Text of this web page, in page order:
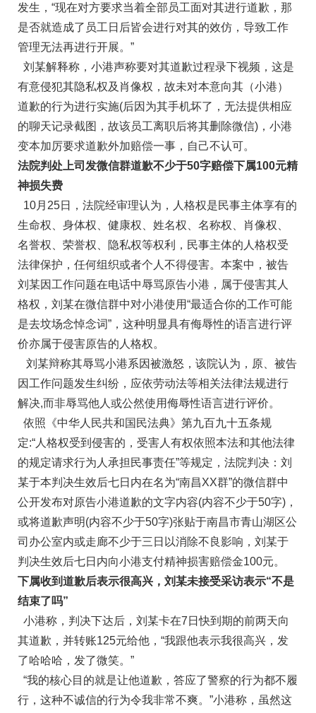
发生，“现在对方要求当着全部员工面对其进行道歉，那
是否就造成了员工日后皆会进行对其的效仿，导致工作
管理无法再进行开展。”
刘某解释称，小港声称要对其道歉过程录下视频，这是
有意侵犯其隐私权及肖像权，故未对本意向其（小港）
道歉的行为进行实施(后因为其手机坏了，无法提供相应
的聊天记录截图，故该员工离职后将其删除微信)，小港
变本加厉要求道歉外加赔偿一事，自己不认可。
法院判处上司发微信群道歉不少于50字赔偿下属100元精
神损失费
10月25日，法院经审理认为，人格权是民事主体享有的
生命权、身体权、健康权、姓名权、名称权、肖像权、
名誉权、荣誉权、隐私权等权利，民事主体的人格权受
法律保护，任何组织或者个人不得侵害。本案中，被告
刘某因工作问题在电话中辱骂原告小港，属于侵害其人
格权，刘某在微信群中对小港使用“最适合你的工作可能
是去坟场念悼念词”，这种明显具有侮辱性的语言进行评
价亦属于侵害原告的人格权。
刘某辩称其辱骂小港系因被激怒，该院认为，原、被告
因工作问题发生纠纷，应依劳动法等相关法律法规进行
解决,而非辱骂他人或公然使用侮辱性语言进行评价。
依照《中华人民共和国民法典》第九百九十五条规
定:“人格权受到侵害的，受害人有权依照本法和其他法律
的规定请求行为人承担民事责任”等规定，法院判决：刘
某于本判决生效后七日内在名为“南昌XX群”的微信群中
公开发布对原告小港道歉的文字内容(内容不少于50字)，
或将道歉声明(内容不少于50字)张贴于南昌市青山湖区公
司办公室内或走廊不少于三日以消除不良影响，刘某于
判决生效后七日内向小港支付精神损害赔偿金100元。
下属收到道歉后表示很高兴，刘某未接受采访表示“不是
结束了吗”
小港称，判决下达后，刘某卡在7日快到期的前两天向
其道歉，并转账125元给他，“我跟他表示我很高兴，发
了哈哈哈，发了微笑。”
“我的核心目的就是让他道歉，答应了警察的行为都不履
行，这种不诚信的行为令我非常不爽。”小港称，虽然这